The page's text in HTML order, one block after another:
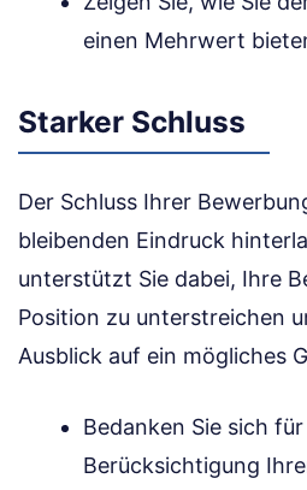
einen Mehrwert
Starker Schluss
Der Schluss Ihrer
bleibenden Eindruck
unterstützt Sie dabei, Ihre
Position zu unterstreichen
Ausblick auf ein mögliches
Bedanken Sie sich
Berücksichtigung